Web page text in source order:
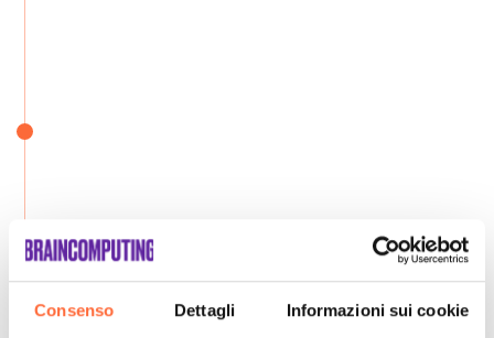
Consenso Dettagli Informazioni sui cookie